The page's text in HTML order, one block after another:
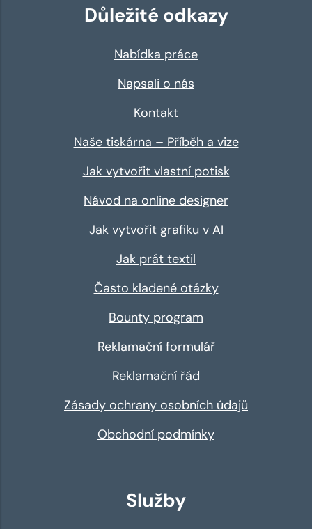
Důležité odkazy
Nabídka práce
Napsali o nás
Kontakt
Naše tiskárna – Příběh a vize
Jak vytvořit vlastní potisk
Návod na online designer
Jak vytvořit grafiku v AI
Jak prát textil
Často kladené otázky
Bounty program
Reklamační formulář
Reklamační řád
Zásady ochrany osobních údajů
Obchodní podmínky
Služby